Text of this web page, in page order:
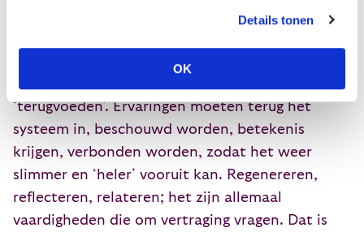
Details tonen
OK
een wisselwerking tussen organismen, snap je
kwetsbaarheid zit. Dat het niet alleen maar
vooruit kan, maar zichzelf soms ook moet
‘terugvoeden’. Ervaringen moeten terug het
systeem in, beschouwd worden, betekenis
krijgen, verbonden worden, zodat het weer
slimmer en ‘heler’ vooruit kan. Regenereren,
reflecteren, relateren; het zijn allemaal
vaardigheden die om vertraging vragen. Dat is